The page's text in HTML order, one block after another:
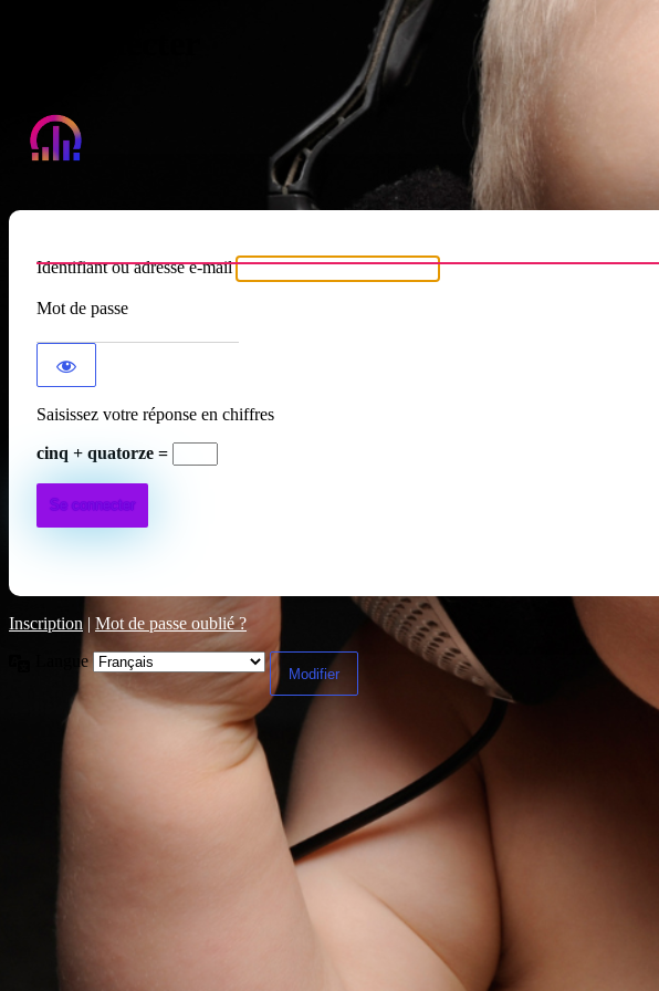
Atypique RADIO
Identifiant ou adresse e-mail
Mot de passe
Saisissez votre réponse en chiffres
cinq + quatorze =
Inscription | Mot de passe oublié ?
Langue